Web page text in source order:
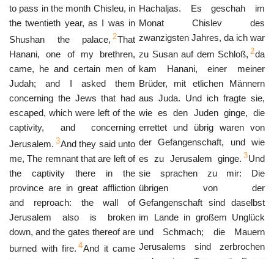
to pass in the month Chisleu, in
the twentieth year, as I was in
Shushan the palace, 2That
Hanani, one of my brethren,
came, he and certain men of
Judah; and I asked them
concerning the Jews that had
escaped, which were left of the
captivity, and concerning
Jerusalem. 3And they said unto
me, The remnant that are left of
the captivity there in the
province are in great affliction
and reproach: the wall of
Jerusalem also is broken
down, and the gates thereof are
burned with fire. 4And it came
Hachaljas. Es geschah im
Monat Chislev des
zwanzigsten Jahres, da ich war
zu Susan auf dem Schloß, 2da
kam Hanani, einer meiner
Brüder, mit etlichen Männern
aus Juda. Und ich fragte sie,
wie es den Juden ginge, die
errettet und übrig waren von
der Gefangenschaft, und wie
es zu Jerusalem ginge. 3Und
sie sprachen zu mir: Die
übrigen von der
Gefangenschaft sind daselbst
im Lande in großem Unglück
und Schmach; die Mauern
Jerusalems sind zerbrochen